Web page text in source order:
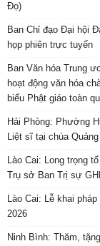
Đọ)
Ban Chỉ đạo Đại hội
họp phiên trực tuyến
Ban Văn hóa Trung
hoạt động văn hóa
biểu Phật giáo toàn
Hải Phòng: Phường
Liệt sĩ tại chùa
Lào Cai: Long trọng
Trụ sở Ban Trị sự
Lào Cai: Lễ khai
2026
Ninh Bình: Thăm,